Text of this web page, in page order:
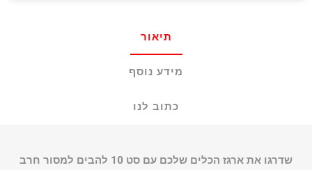
תיאור
מידע נוסף
כתוב לנו
שדרגו את ארגז הכלים שלכם עם סט 10 להבים למסור חרב